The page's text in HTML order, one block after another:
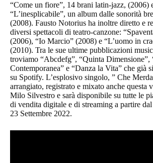
“Come un fiore”, 14 brani latin-jazz, (2006)
“L’inesplicabile”, un album dalle sonorità
(2008). Fausto Notorius ha inoltre diretto e
diversi spettacoli di teatro-canzone:
(2006), “Io Marcio” (2008) e “L’uomo in
(2010). Tra le sue ultime pubblicazioni
troviamo “Abcdefg”, “Quinta Dimensione”,
Contemporanea” e “Danza la Vita” che già
su Spotify. L’esplosivo singolo, ” Che
arrangiato, registrato e mixato anche questa
Milo Silvestro e sarà disponibile su tutte le
di vendita digitale e di streaming a partire
23 Settembre 2022.